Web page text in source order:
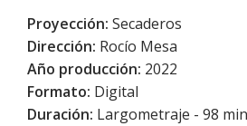
Proyección: Secaderos
Dirección: Rocío Mesa
Año producción: 2022
Formato: Digital
Duración: Largometraje - 98 min